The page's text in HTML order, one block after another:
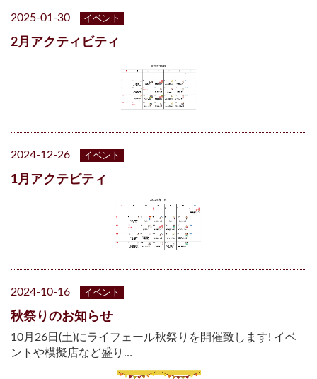
2025-01-30 イベント
2月アクティビティ
2024-12-26 イベント
1月アクテビティ
2024-10-16 イベント
秋祭りのお知らせ
10月26日(土)にライフェール秋祭りを開催致します! イベ
ントや模擬店など盛り…